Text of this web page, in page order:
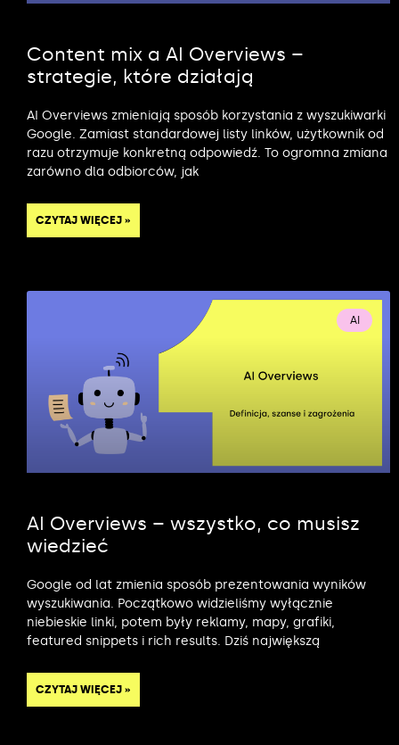
Content mix a AI Overviews –
strategie, które działają
AI Overviews zmieniają sposób korzystania z wyszukiwarki
Google. Zamiast standardowej listy linków, użytkownik od
razu otrzymuje konkretną odpowiedź. To ogromna zmiana
zarówno dla odbiorców, jak
CZYTAJ WIĘCEJ »
AI
AI Overviews – wszystko, co musisz
wiedzieć
Google od lat zmienia sposób prezentowania wyników
wyszukiwania. Początkowo widzieliśmy wyłącznie
niebieskie linki, potem były reklamy, mapy, grafiki,
featured snippets i rich results. Dziś największą
CZYTAJ WIĘCEJ »